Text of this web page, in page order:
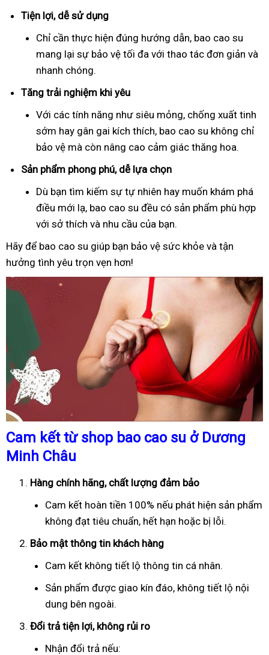
Tiện lợi, dễ sử dụng
Chỉ cần thực hiện đúng hướng dẫn, bao cao su
mang lại sự bảo vệ tối đa với thao tác đơn giản và
nhanh chóng.
Tăng trải nghiệm khi yêu
Với các tính năng như siêu mỏng, chống xuất tinh
sớm hay gân gai kích thích, bao cao su không chỉ
bảo vệ mà còn nâng cao cảm giác thăng hoa.
Sản phẩm phong phú, dễ lựa chọn
Dù bạn tìm kiếm sự tự nhiên hay muốn khám phá
điều mới lạ, bao cao su đều có sản phẩm phù hợp
với sở thích và nhu cầu của bạn.
Hãy để bao cao su giúp bạn bảo vệ sức khỏe và tận
hưởng tình yêu trọn vẹn hơn!
Cam kết từ shop bao cao su ở Dương
Minh Châu
Hàng chính hãng, chất lượng đảm bảo
Cam kết hoàn tiền 100% nếu phát hiện sản phẩm
không đạt tiêu chuẩn, hết hạn hoặc bị lỗi.
Bảo mật thông tin khách hàng
Cam kết không tiết lộ thông tin cá nhân.
Sản phẩm được giao kín đáo, không tiết lộ nội
dung bên ngoài.
Đổi trả tiện lợi, không rủi ro
Nhận đổi trả nếu: